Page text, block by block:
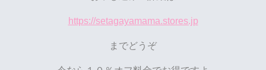
https://setagayamama.stores.jp
ま でどうぞ